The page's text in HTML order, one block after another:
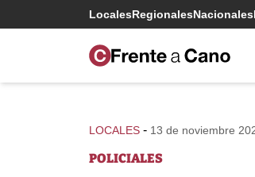
LocalesRegionalesNacionales
LOCALES - 13 de noviembre
POLICIALES